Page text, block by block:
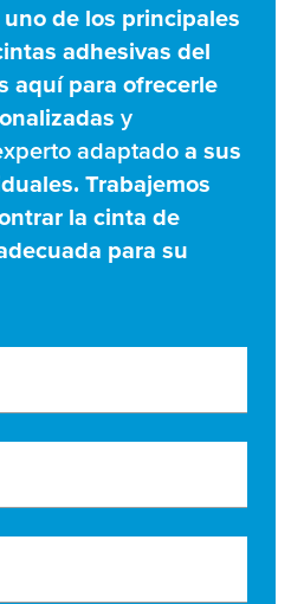
de los principales
adhesivas del
aquí para ofrecerle
y
adaptado a sus
Trabajemos
la cinta de
para su